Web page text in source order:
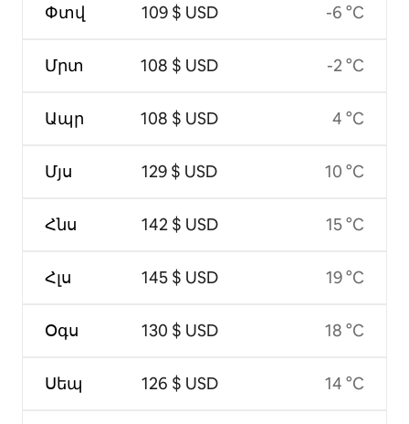
Փտվ
Մրտ
Ապր
Մյս
Հնս
Հլս
Օգս
Սեպ
109 $ USD
108 $ USD
108 $ USD
129 $ USD
142 $ USD
145 $ USD
130 $ USD
126 $ USD
-6 °C
-2 °C
4 °C
10 °C
15 °C
19 °C
18 °C
14 °C